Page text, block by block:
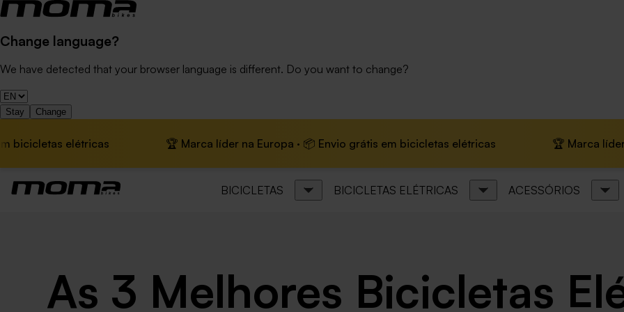
Change language?
We have detected that your browser language is different. Do you want to change?
Stay Change
elétricas 🏆 Marca líder na Europa · 📦 Envio grátis em bicicletas elétricas 🏆 Marca líder na
BICICLETAS BICICLETAS ELÉTRICAS ACESSÓRIOS
As 3 Melhores Bicicletas